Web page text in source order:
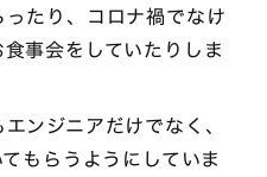
たり、コロナ禍でなけ
事会をしていたりしま
ンジニアだけでなく、
もらうようにしていま